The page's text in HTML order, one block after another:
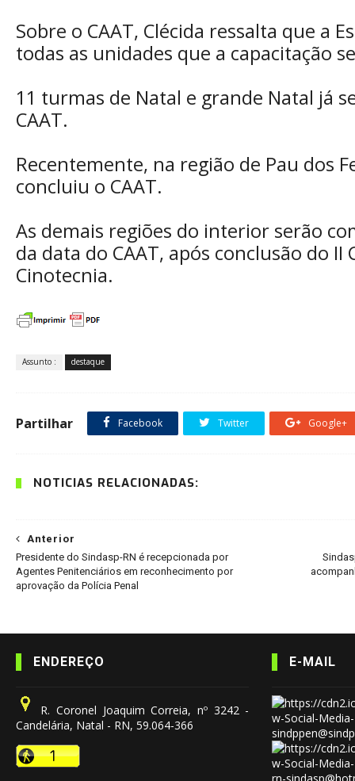
Sobre o CAAT, Clécida ressalta que a
todas as unidades que a capacitação
11 turmas de Natal e grande Natal já
CAAT.
Recentemente, na região de Pau dos
concluiu o CAAT.
As demais regiões do interior serão
da data do CAAT, após conclusão do II
Cinotecnia.
Assunto : destaque
Partilhar Facebook Twitter Google+
NOTÍCIAS RELACIONADAS:
Anterior
Presidente do Sindasp-RN é recepcionada por
Agentes Penitenciários em reconhecimento por
aprovação da Polícia Penal
ENDEREÇO
R. Coronel Joaquim Correia, nº 3242 -
Candelária, Natal - RN, 59.064-366
E-MAIL